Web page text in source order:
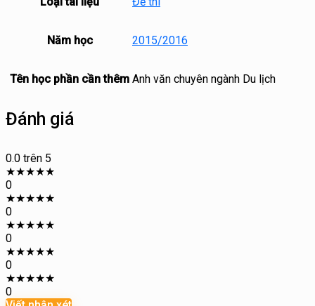
Năm học 2015/2016
Tên học phần cần thêm Anh văn chuyên ngành Du lịch
Đánh giá
0.0 trên 5
★★★★★
0
★★★★★
0
★★★★★
0
★★★★★
0
★★★★★
0